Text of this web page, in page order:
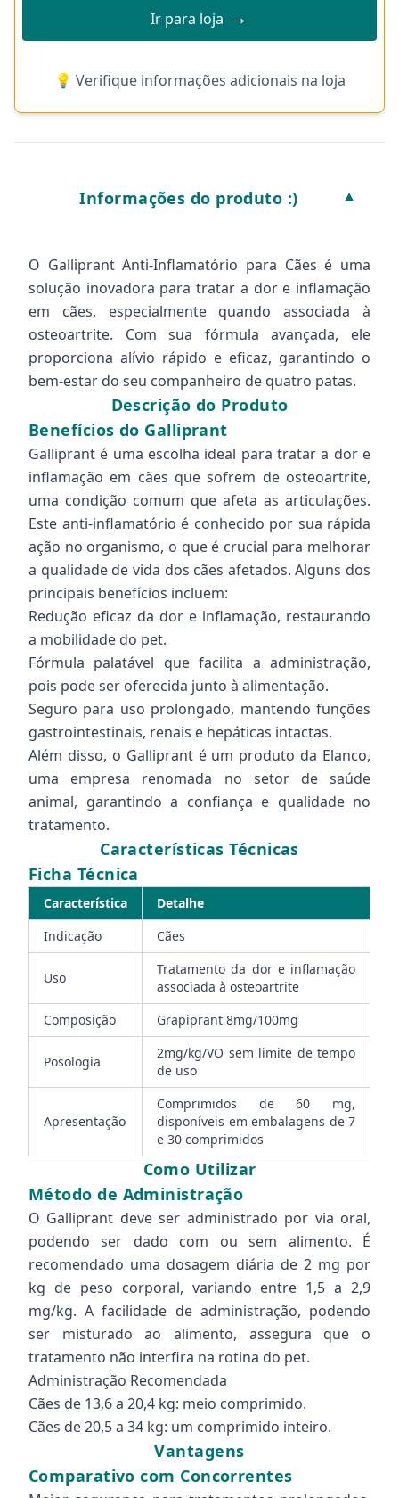
Ir para loja →
💡 Verifique informações adicionais na loja
Informações do produto :) ▼
O Galliprant Anti-Inflamatório para Cães é uma
solução inovadora para tratar a dor e inflamação
em cães, especialmente quando associada à
osteoartrite. Com sua fórmula avançada, ele
proporciona alívio rápido e eficaz, garantindo o
bem-estar do seu companheiro de quatro patas.
Descrição do Produto
Benefícios do Galliprant
Galliprant é uma escolha ideal para tratar a dor e
inflamação em cães que sofrem de osteoartrite,
uma condição comum que afeta as articulações.
Este anti-inflamatório é conhecido por sua rápida
ação no organismo, o que é crucial para melhorar
a qualidade de vida dos cães afetados. Alguns dos
principais benefícios incluem:
Redução eficaz da dor e inflamação, restaurando
a mobilidade do pet.
Fórmula palatável que facilita a administração,
pois pode ser oferecida junto à alimentação.
Seguro para uso prolongado, mantendo funções
gastrointestinais, renais e hepáticas intactas.
Além disso, o Galliprant é um produto da Elanco,
uma empresa renomada no setor de saúde
animal, garantindo a confiança e qualidade no
tratamento.
Características Técnicas
Ficha Técnica
Característica
Detalhe
Indicação
Cães
Uso
Tratamento da dor e inflamação
associada à osteoartrite
Composição
Grapiprant 8mg/100mg
Posologia
2mg/kg/VO sem limite de tempo
de uso
Apresentação
Comprimidos de 60 mg,
disponíveis em embalagens de 7
e 30 comprimidos
Como Utilizar
Método de Administração
O Galliprant deve ser administrado por via oral,
podendo ser dado com ou sem alimento. É
recomendado uma dosagem diária de 2 mg por
kg de peso corporal, variando entre 1,5 a 2,9
mg/kg. A facilidade de administração, podendo
ser misturado ao alimento, assegura que o
tratamento não interfira na rotina do pet.
Administração Recomendada
Cães de 13,6 a 20,4 kg: meio comprimido.
Cães de 20,5 a 34 kg: um comprimido inteiro.
Vantagens
Comparativo com Concorrentes